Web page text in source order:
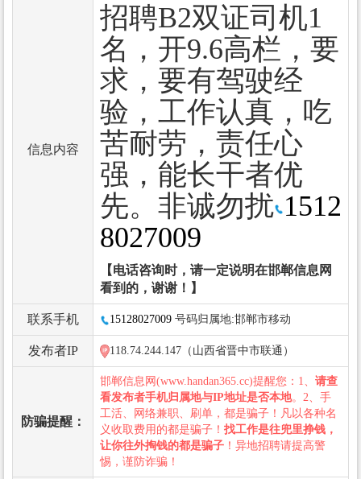
信息内容
招聘B2双证司机1
名，开9.6高栏，要
求，要有驾驶经
验，工作认真，吃
苦耐劳，责任心
强，能长干者优
先。非诚勿扰 1512
8027009
【电话咨询时，请一定说明在邯郸信息网
看到的，谢谢！】
联系手机 15128027009 号码归属地:邯郸市移动
发布者IP 118.74.244.147（山西省晋中市联通）
防骗提醒：
邯郸信息网(www.handan365.cc)提醒您：1、 请查
看发布者手机归属地与IP地址是否本地。2、手
工活、网络兼职、刷单，都是骗子！凡以各种名
义收取费用的都是骗子！ 找工作是往兜里挣钱，
让你往外掏钱的都是骗子 ！异地招聘请提高警
惕，谨防诈骗！